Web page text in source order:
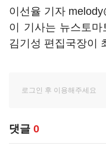
이선율 기자
이 기사는 뉴스토
김기성 편집국장이
댓글 0